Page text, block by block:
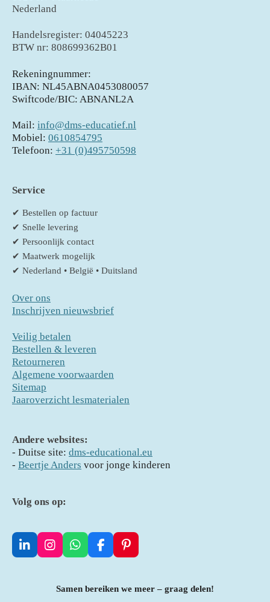
Nederland
Handelsregister: 04045223
BTW nr: 808699362B01
Rekeningnummer:
IBAN: NL45ABNA0453080057
Swiftcode/BIC: ABNANL2A
Mail: info@dms-educatief.nl
Mobiel: 0610854795
Telefoon: +31 (0)495750598
Service
✔ Bestellen op factuur
✔ Snelle levering
✔ Persoonlijk contact
✔ Maatwerk mogelijk
✔ Nederland • België • Duitsland
Over ons
Inschrijven nieuwsbrief
Veilig betalen
Bestellen & leveren
Retourneren
Algemene voorwaarden
Sitemap
Jaaroverzicht lesmaterialen
Andere websites:
- Duitse site: dms-educational.eu
- Beertje Anders voor jonge kinderen
Volg ons op:
L
I
W
F
e
P
Samen bereiken we meer – graag delen!